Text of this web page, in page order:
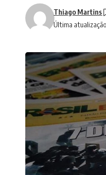
Última
Thiago Martins